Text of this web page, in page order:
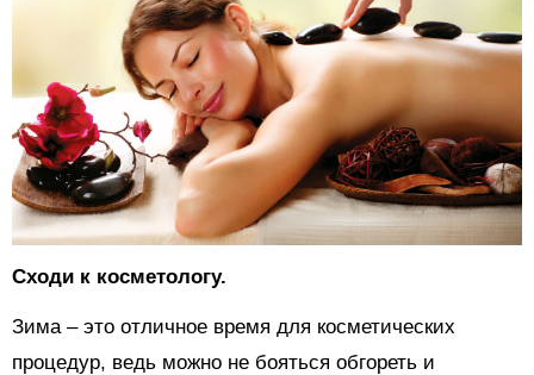
Сходи к косметологу.
Зима – это отличное время для косметических
процедур, ведь можно не бояться обгореть и